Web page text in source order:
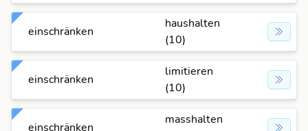
einschränken
haushalten
(10)
einschränken
limitieren
(10)
einschränken
masshalten